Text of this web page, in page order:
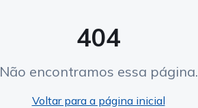
404
Não encontramos essa página.
Voltar para a página inicial